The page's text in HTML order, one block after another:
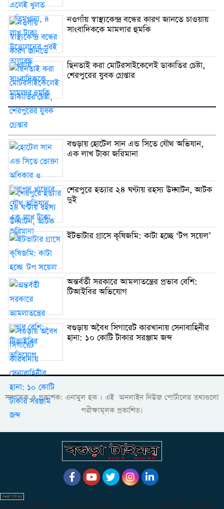
নওগাঁয় স্বাস্থ্যকেন্দ্র বন্ধের কারণ জানতে চাওয়ায়
সাংবাদিককে মামলার হুমকি
ছিনতাই করা মোটরসাইকেলেই ডাকাতির চেষ্টা,
শেরপুরের যুবক গ্রেপ্তার
বগুড়ায় হোটেল সান এন্ড সিতে যৌথ অভিযান,
এক লাখ টাকা জরিমানা
শেরপুরে হত্যার ২৪ ঘণ্টায় রহস্য উদ্ঘাটন, আটক
দুই
ইটভাটার গ্রাসে কৃষিজমি: কাটা হচ্ছে ‘টপ সয়েল’
অন্তর্বর্তী সরকারে আমলাতন্ত্রের প্রভাব বেশি:
টিআইবির অভিযোগ
বগুড়ায় অবৈধ সিগারেট কারখানায় সেনাবাহিনীর
হানা: ১০ কোটি টাকার সরঞ্জাম জব্দ
সম্পাদক ও প্রকাশক: এনামুল হক । এই অনলাইন নিউজ পোর্টালের তথ্যগুলো
পরীক্ষামূলক প্রকাশিত।
© সর্বস্বত্ব সংরক্ষিতঃ এই ওয়েবসাইটের কোনো লেখা ছবি ভিডিও অনুমতি